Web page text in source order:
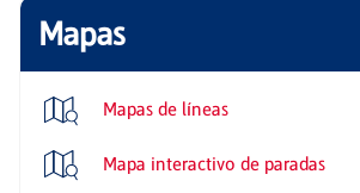
Mapas
Mapas de líneas
Mapa interactivo de paradas